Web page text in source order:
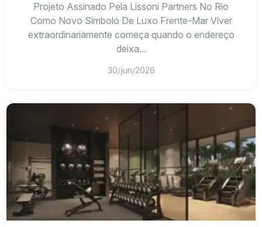
Projeto Assinado Pela Lissoni Partners No Rio
Como Novo Símbolo De Luxo Frente-Mar Viver
extraordinariamente começa quando o endereço
deixa...
30/jun/2026